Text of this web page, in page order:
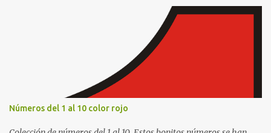
Números del 1 al 10 color rojo